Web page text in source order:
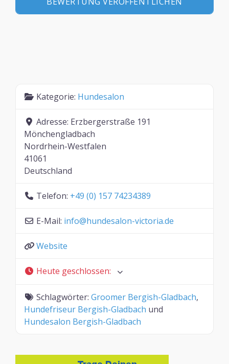
Kategorie: Hundesalon
Adresse: Erzbergerstraße 191
Mönchengladbach
Nordrhein-Westfalen
41061
Deutschland
Telefon: +49 (0) 157 74234389
E-Mail: info@hundesalon-victoria.de
Website
Heute geschlossen:
Schlagwörter: Groomer Bergish-Gladbach,
Hundefriseur Bergish-Gladbach und
Hundesalon Bergish-Gladbach